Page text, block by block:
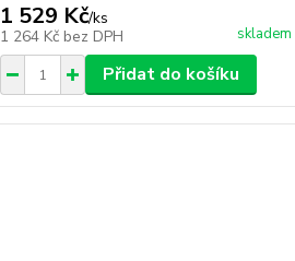
1 529 Kč/ks
1 264 Kč bez DPH skladem
Přidat do košíku